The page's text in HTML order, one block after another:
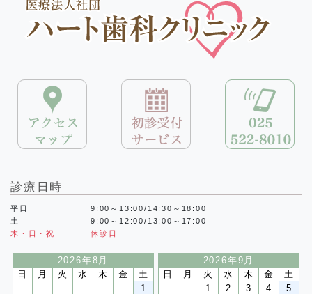
診療日時
平日
9:00～13:00/14:30～18:00
土
9:00～12:00/13:00～17:00
木・日・祝
休診日
2026年8月
日
月 火 水 木 金
土
1
2026年9月
日
月 火 水 木 金
土
1
2 3 4
5